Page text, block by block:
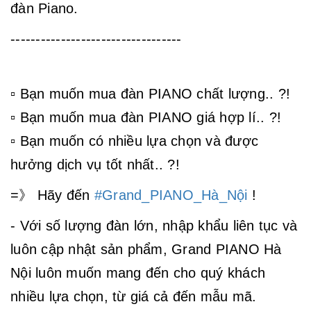
đàn Piano.
----------------------------------
▫ Bạn muốn mua đàn PIANO chất lượng.. ?!
▫ Bạn muốn mua đàn PIANO giá hợp lí.. ?!
▫ Bạn muốn có nhiều lựa chọn và được
hưởng dịch vụ tốt nhất.. ?!
=》 Hãy đến #Grand_PIANO_Hà_Nội !
- Với số lượng đàn lớn, nhập khẩu liên tục và
luôn cập nhật sản phẩm, Grand PIANO Hà
Nội luôn muốn mang đến cho quý khách
nhiều lựa chọn, từ giá cả đến mẫu mã.